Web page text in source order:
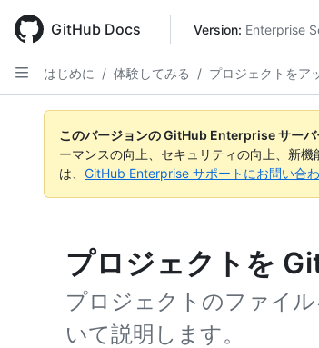
main
content
GitHub Docs Version: Enterprise
はじめに / 体験してみる / プロジェクトをア
このバージョンの GitHub Enterprise サー
ーマンスの向上、セキュリティの向上、新機
は、 GitHub Enterprise サポートにお問い合
プロジェクトを
プロジェクトのファイ
いて説明します。